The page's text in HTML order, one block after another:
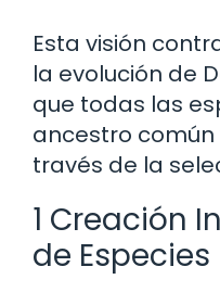
Esta visión
la evolución de
que todas las
ancestro común
través de la
1 Creación
de Especies